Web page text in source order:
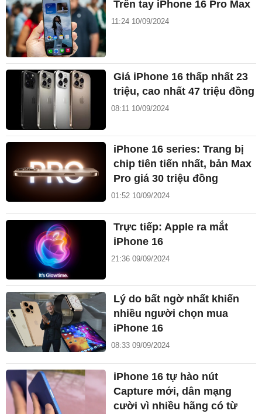
Trên tay iPhone 16 Pro Max
11:24 10/09/2024
Giá iPhone 16 thấp nhất 23
triệu, cao nhất 47 triệu đồng
08:11 10/09/2024
iPhone 16 series: Trang bị
chip tiên tiến nhất, bản Max
Pro giá 30 triệu đồng
01:52 10/09/2024
Trực tiếp: Apple ra mắt
iPhone 16
21:36 09/09/2024
Lý do bất ngờ nhất khiến
nhiều người chọn mua
iPhone 16
08:33 09/09/2024
iPhone 16 tự hào nút
Capture mới, dân mạng
cười vì nhiều hãng có từ